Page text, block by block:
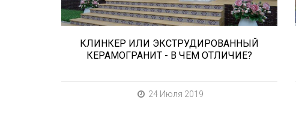
КЛИНКЕР ИЛИ ЭКСТРУДИРОВАННЫЙ
КЕРАМОГРАНИТ - В ЧЕМ ОТЛИЧИЕ?
24 Июля 2019